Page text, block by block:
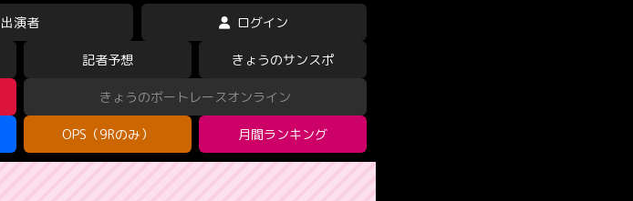
出演者 ログイン
記者予想 きょうのサンスポ
きょうのボートレースオンライン
OPS（9Rのみ） 月間ランキング